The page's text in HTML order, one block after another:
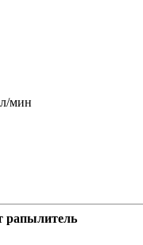
мин
рапылитель